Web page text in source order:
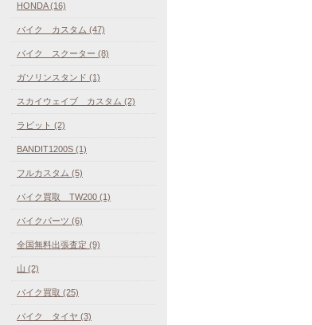
HONDA (16)
バイク カスタム (47)
バイク スクーター (8)
ガソリンスタンド (1)
スカイウェイブ カスタム (2)
ラビット (2)
BANDIT1200S (1)
フルカスタム (5)
バイク買取 TW200 (1)
バイクパーツ (6)
全国無料出張査定 (9)
山 (2)
バイク買取 (25)
バイク タイヤ (3)